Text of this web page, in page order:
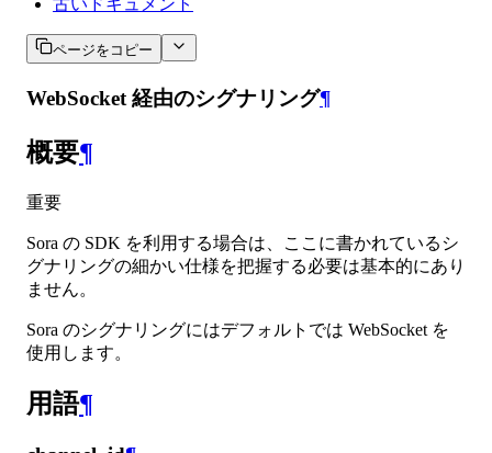
古いドキュメント
ページをコピー
WebSocket 経由のシグナリング¶
概要¶
重要
Sora の SDK を利用する場合は、ここに書かれているシ
グナリングの細かい仕様を把握する必要は基本的にあり
ません。
Sora のシグナリングにはデフォルトでは WebSocket を
使用します。
用語¶